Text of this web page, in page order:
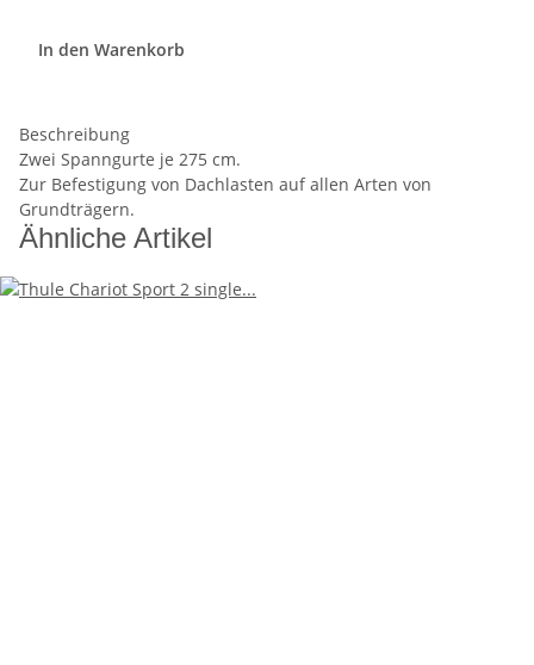
In den Warenkorb
Beschreibung
Zwei Spanngurte je 275 cm.
Zur Befestigung von Dachlasten auf allen Arten von
Grundträgern.
Ähnliche Artikel